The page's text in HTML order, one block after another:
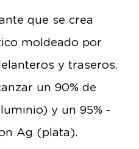
que se crea
moldeado por
y traseros.
un 90% de
y un 95% -
Ag (plata).